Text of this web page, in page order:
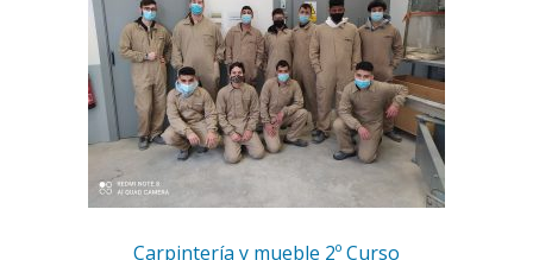
Carpintería y mueble 2º Curso